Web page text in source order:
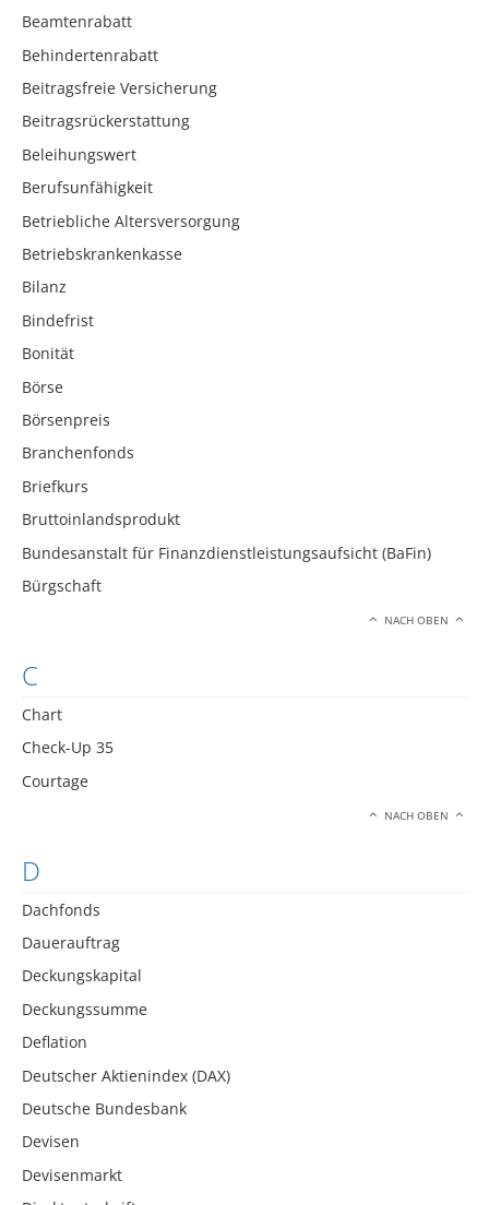
Beamtenrabatt
Behindertenrabatt
Beitragsfreie Versicherung
Beitragsrückerstattung
Beleihungswert
Berufsunfähigkeit
Betriebliche Altersversorgung
Betriebskrankenkasse
Bilanz
Bindefrist
Bonität
Börse
Börsenpreis
Branchenfonds
Briefkurs
Bruttoinlandsprodukt
Bundesanstalt für Finanzdienstleistungsaufsicht (BaFin)
Bürgschaft
NACH OBEN
C
Chart
Check-Up 35
Courtage
NACH OBEN
D
Dachfonds
Dauerauftrag
Deckungskapital
Deckungssumme
Deflation
Deutscher Aktienindex (DAX)
Deutsche Bundesbank
Devisen
Devisenmarkt